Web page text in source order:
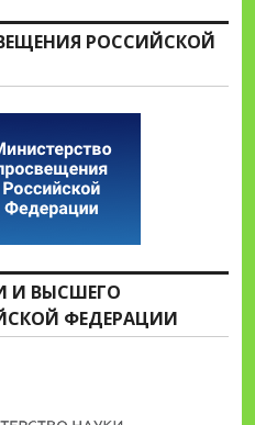
РОССИЙСКОЙ
И ВЫСШЕГО
ФЕДЕРАЦИИ